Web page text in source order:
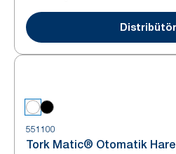
551100
Tork Matic® Otomatik